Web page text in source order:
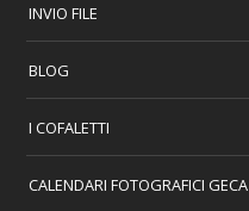
INVIO FILE
BLOG
I COFALETTI
CALENDARI FOTOGRAFICI GECA